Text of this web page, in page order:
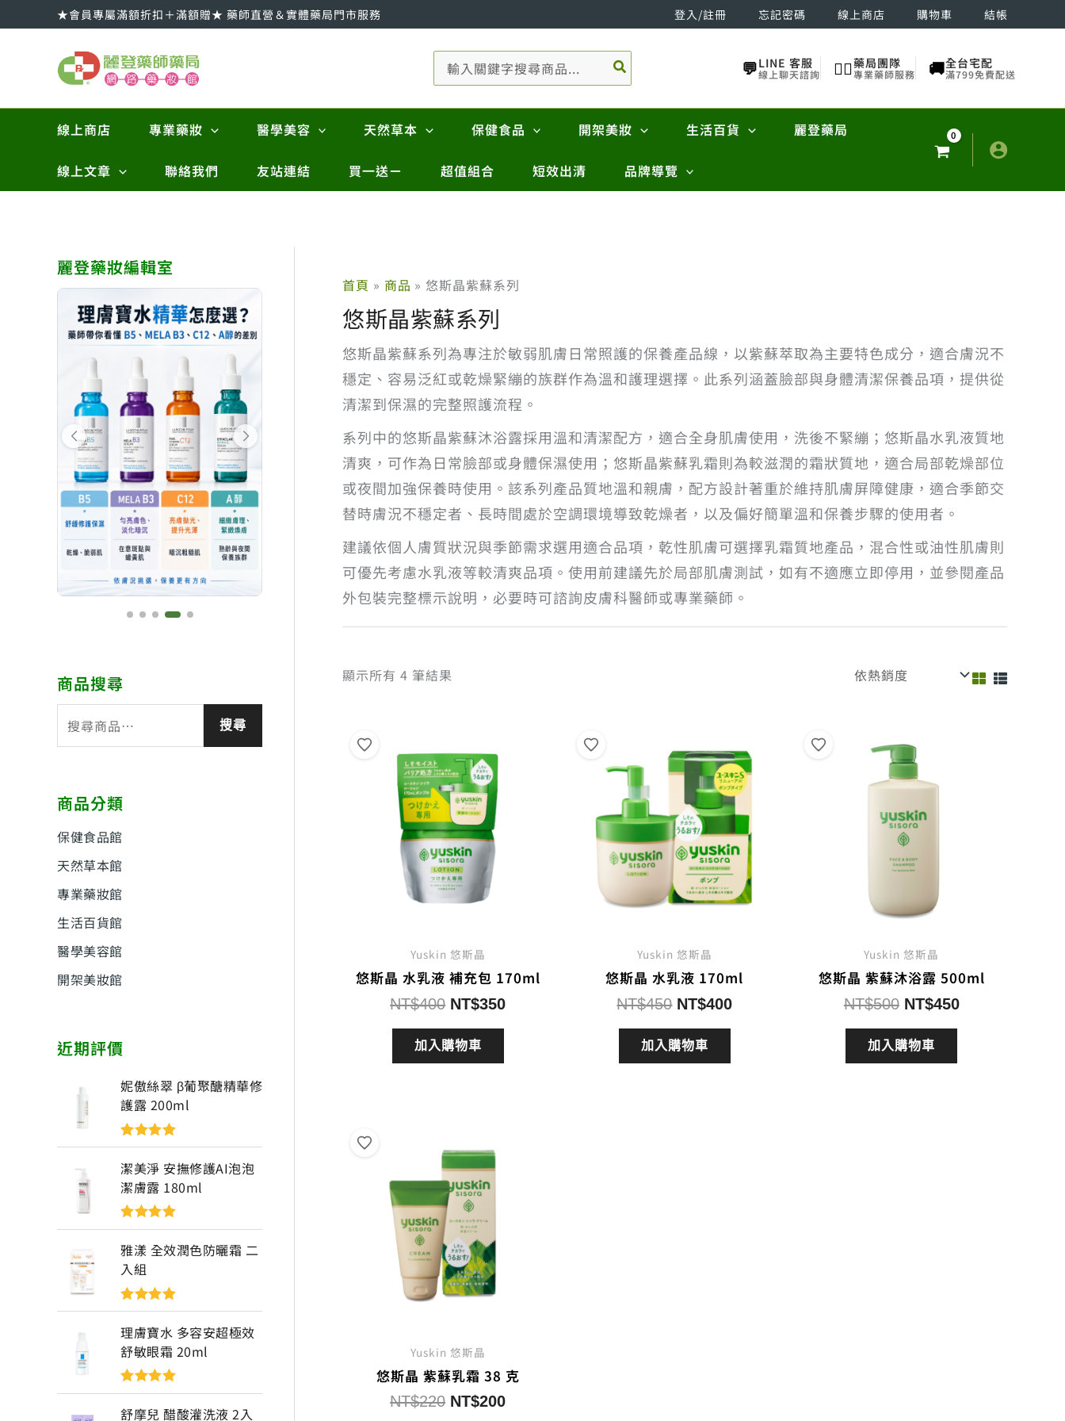
至
★會員專屬滿額折扣＋滿額贈★ 藥師直營＆實體藥局門市服務 登入/註冊 忘記密碼 線上商店 購物車 結帳
尋：
💬LINE 客服
線上聊天諮詢 👨‍⚕️藥局團隊
專業藥師服務 🚚全台宅配
滿799免費配送
線上商店 專業藥妝 醫學美容 天然草本 保健食品 開架美妝 生活百貨 麗登藥局
線上文章 聯絡我們 友站連結 買一送ㄧ 超值組合 短效出清 品牌導覽
麗登藥妝編輯室
商品搜尋
尋
字
搜尋
商品分類
保健食品館
天然草本館
專業藥妝館
生活百貨館
醫學美容館
開架美妝館
近期評價
妮傲絲翠 β葡聚醣精華修
護露 200ml
評分5滿分
5
潔美淨 安撫修護AI泡泡
潔膚露 180ml
評分5滿分
5
雅漾 全效潤色防曬霜 二
入組
評分5滿分
5
理膚寶水 多容安超極效
舒敏眼霜 20ml
評分5滿分
5
舒摩兒 醋酸灌洗液 2入
首頁 商品 悠斯晶紫蘇系列
悠斯晶紫蘇系列
悠斯晶紫蘇系列為專注於敏弱肌膚日常照護的保養產品線，以紫蘇萃取為主要特色成分，適合膚況不
穩定、容易泛紅或乾燥緊繃的族群作為溫和護理選擇。此系列涵蓋臉部與身體清潔保養品項，提供從
清潔到保濕的完整照護流程。
系列中的悠斯晶紫蘇沐浴露採用溫和清潔配方，適合全身肌膚使用，洗後不緊繃；悠斯晶水乳液質地
清爽，可作為日常臉部或身體保濕使用；悠斯晶紫蘇乳霜則為較滋潤的霜狀質地，適合局部乾燥部位
或夜間加強保養時使用。該系列產品質地溫和親膚，配方設計著重於維持肌膚屏障健康，適合季節交
替時膚況不穩定者、長時間處於空調環境導致乾燥者，以及偏好簡單溫和保養步驟的使用者。
建議依個人膚質狀況與季節需求選用適合品項，乾性肌膚可選擇乳霜質地產品，混合性或油性肌膚則
可優先考慮水乳液等較清爽品項。使用前建議先於局部肌膚測試，如有不適應立即停用，並參閱產品
外包裝完整標示說明，必要時可諮詢皮膚科醫師或專業藥師。
顯示所有 4 筆結果
Yuskin 悠斯晶
悠斯晶 水乳液 補充包 170ml
NT$400 原
價
格：
NT$350目
加入購物車
Yuskin 悠斯晶
悠斯晶 水乳液 170ml
NT$450 原
價
格：
NT$400目
加入購物車
Yuskin 悠斯晶
悠斯晶 紫蘇沐浴露 500ml
NT$500 原
價
格：
NT$450目
加入購物車
Yuskin 悠斯晶
悠斯晶 紫蘇乳霜 38 克
NT$220 原
NT$200目